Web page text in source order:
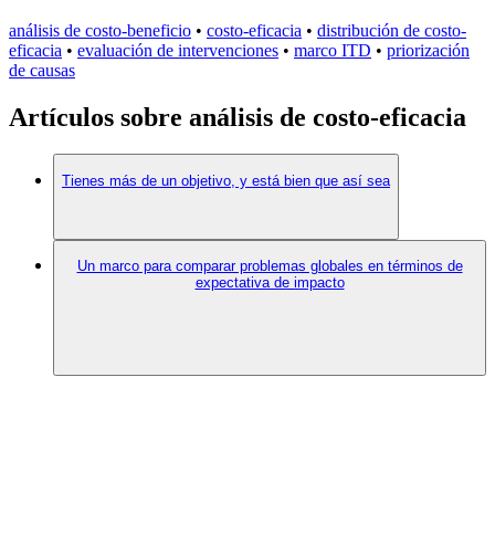
análisis de costo-beneficio • costo-eficacia • distribución de costo-
eficacia • evaluación de intervenciones • marco ITD • priorización
de causas
Artículos sobre análisis de costo-eficacia
Tienes más de un objetivo, y está bien que así sea
Un marco para comparar problemas globales en términos de
expectativa de impacto